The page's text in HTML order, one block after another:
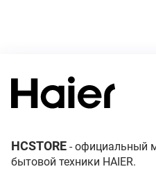
HCSTORE - официальный
бытовой техники HAIER.